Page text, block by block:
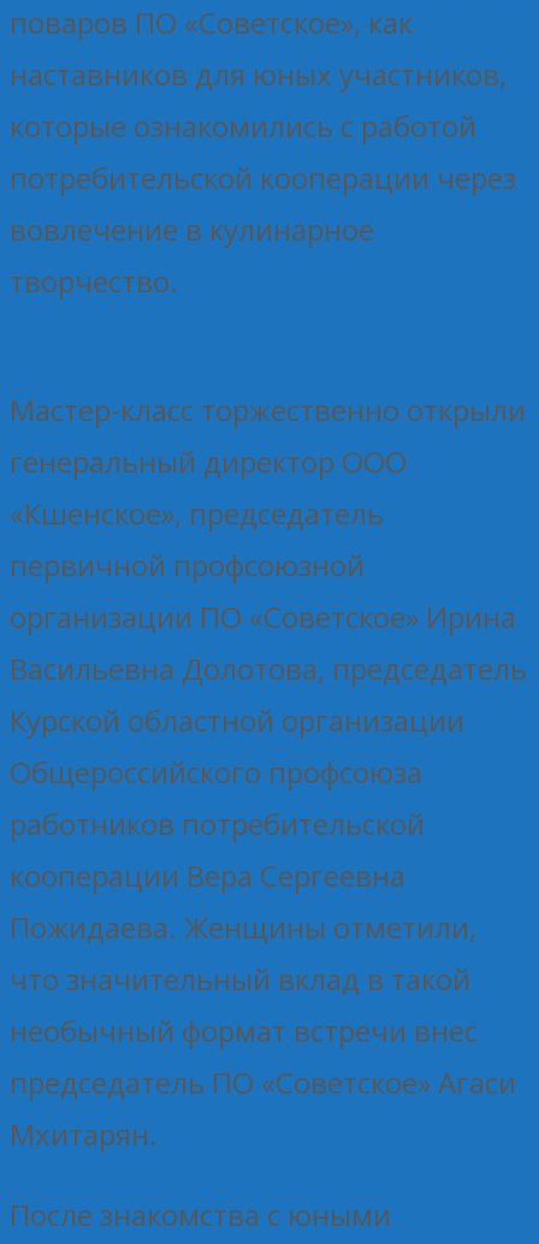
поваров ПО «Советское», как
наставников для юных участников,
которые ознакомились с работой
потребительской кооперации через
вовлечение в кулинарное
творчество.
Мастер-класс торжественно открыли
генеральный директор ООО
«Кшенское», председатель
первичной профсоюзной
организации ПО «Советское» Ирина
Васильевна Долотова, председатель
Курской областной организации
Общероссийского профсоюза
работников потребительской
кооперации Вера Сергеевна
Пожидаева. Женщины отметили,
что значительный вклад в такой
необычный формат встречи внес
председатель ПО «Советское» Агаси
Мхитарян.
После знакомства с юными